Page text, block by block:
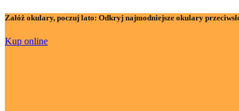
Załóż okulary, poczuj lato: Odkryj najmodniejsze okulary
Kup online